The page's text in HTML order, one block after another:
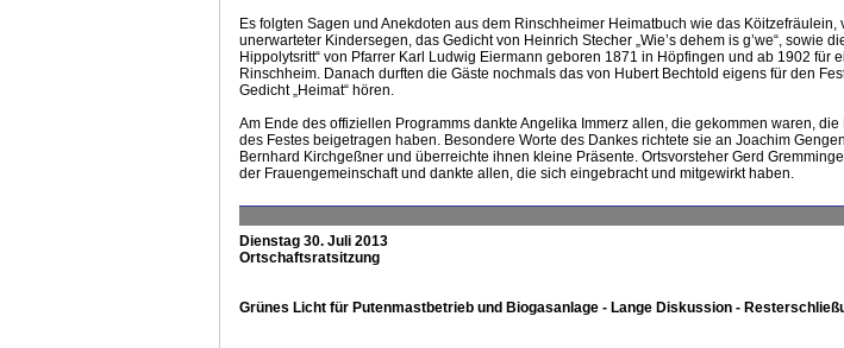
Es folgten Sagen und Anekdoten aus dem Rinschheimer Heimatbuch wie das Köitzefräulein,
unerwarteter Kindersegen, das Gedicht von Heinrich Stecher „Wie’s dehem is g’we“, sowie
Hippolytsritt“ von Pfarrer Karl Ludwig Eiermann geboren 1871 in Höpfingen und ab 1902 für
Rinschheim. Danach durften die Gäste nochmals das von Hubert Bechtold eigens für den
Gedicht „Heimat“ hören.
Am Ende des offiziellen Programms dankte Angelika Immerz allen, die gekommen waren,
des Festes beigetragen haben. Besondere Worte des Dankes richtete sie an Joachim
Bernhard Kirchgeßner und überreichte ihnen kleine Präsente. Ortsvorsteher Gerd
der Frauengemeinschaft und dankte allen, die sich eingebracht und mitgewirkt haben.
Dienstag 30. Juli 2013
Ortschaftsratsitzung
Grünes Licht für Putenmastbetrieb und Biogasanlage - Lange Diskussion -